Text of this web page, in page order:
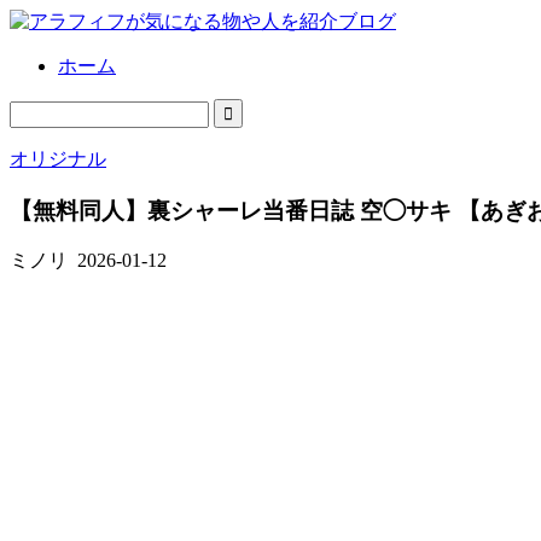
ホーム
オリジナル
【無料同人】裏シャーレ当番日誌 空◯サキ 【あぎ
ミノリ 2026-01-12